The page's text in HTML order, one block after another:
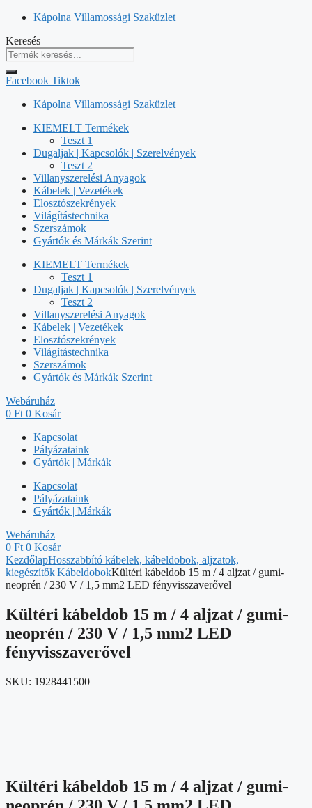
Kilépés
tartalomba
Kápolna Villamossági Szaküzlet
Keresés
Facebook Tiktok
Kápolna Villamossági Szaküzlet
KIEMELT Termékek
Teszt 1
Dugaljak | Kapcsolók | Szerelvények
Teszt 2
Villanyszerelési Anyagok
Kábelek | Vezetékek
Elosztószekrények
Világítástechnika
Szerszámok
Gyártók és Márkák Szerint
KIEMELT Termékek
Teszt 1
Dugaljak | Kapcsolók | Szerelvények
Teszt 2
Villanyszerelési Anyagok
Kábelek | Vezetékek
Elosztószekrények
Világítástechnika
Szerszámok
Gyártók és Márkák Szerint
Webáruház
0 Ft 0 Kosár
Kapcsolat
Pályázataink
Gyártók | Márkák
Kapcsolat
Pályázataink
Gyártók | Márkák
Webáruház
0 Ft 0 Kosár
KezdőlapHosszabbító kábelek, kábeldobok, aljzatok,
kiegészítők|KábeldobokKültéri kábeldob 15 m / 4 aljzat / gumi-
neoprén / 230 V / 1,5 mm2 LED fényvisszaverővel
Kültéri kábeldob 15 m / 4 aljzat / gumi-
neoprén / 230 V / 1,5 mm2 LED
fényvisszaverővel
SKU: 1928441500
Kültéri kábeldob 15 m / 4 aljzat / gumi-